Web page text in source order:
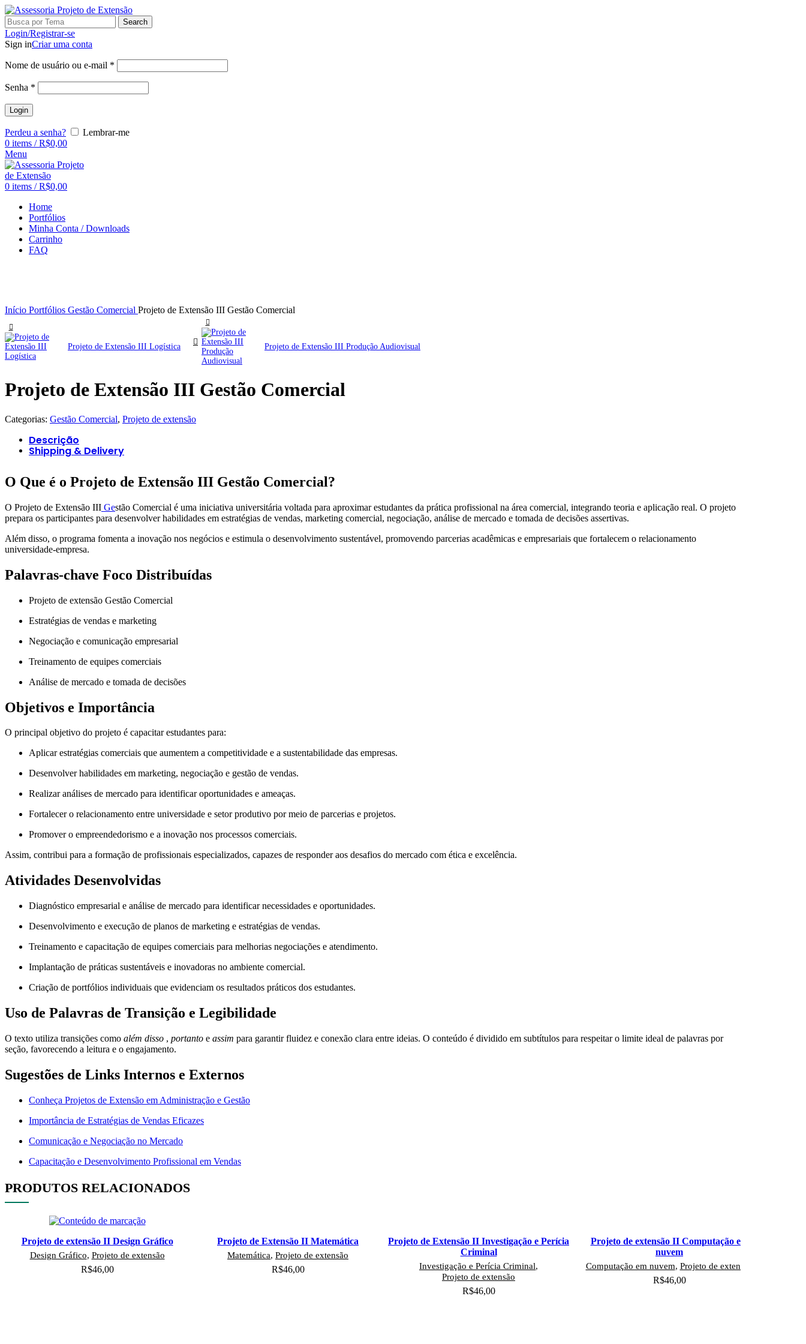
Search
Login/Registrar-se
Sign inCriar uma conta
Nome de usuário ou e-mail *
Senha *
Login
Perdeu a senha?
Lembrar-me
0 items / R$0,00
Menu
0 items / R$0,00
Home
Portfólios
Minha Conta / Downloads
Carrinho
FAQ
Início Portfólios Gestão Comercial Projeto de Extensão III Gestão Comercial
Projeto de Extensão III Logística Projeto de Extensão III Produção Audiovisual
Projeto de Extensão III Gestão Comercial
Categorias: Gestão Comercial, Projeto de extensão
Descrição
Shipping & Delivery
O Que é o Projeto de Extensão III Gestão Comercial?
O Projeto de Extensão III Gestão Comercial é uma iniciativa universitária voltada para aproximar estudantes da prática profissional na área comercial, integrando teoria e aplicação real. O projeto
prepara os participantes para desenvolver habilidades em estratégias de vendas, marketing comercial, negociação, análise de mercado e tomada de decisões assertivas.
Além disso, o programa fomenta a inovação nos negócios e estimula o desenvolvimento sustentável, promovendo parcerias acadêmicas e empresariais que fortalecem o relacionamento
universidade-empresa.
Palavras-chave Foco Distribuídas
Projeto de extensão Gestão Comercial
Estratégias de vendas e marketing
Negociação e comunicação empresarial
Treinamento de equipes comerciais
Análise de mercado e tomada de decisões
Objetivos e Importância
O principal objetivo do projeto é capacitar estudantes para:
Aplicar estratégias comerciais que aumentem a competitividade e a sustentabilidade das empresas.
Desenvolver habilidades em marketing, negociação e gestão de vendas.
Realizar análises de mercado para identificar oportunidades e ameaças.
Fortalecer o relacionamento entre universidade e setor produtivo por meio de parcerias e projetos.
Promover o empreendedorismo e a inovação nos processos comerciais.
Assim, contribui para a formação de profissionais especializados, capazes de responder aos desafios do mercado com ética e excelência.
Atividades Desenvolvidas
Diagnóstico empresarial e análise de mercado para identificar necessidades e oportunidades.
Desenvolvimento e execução de planos de marketing e estratégias de vendas.
Treinamento e capacitação de equipes comerciais para melhorias negociações e atendimento.
Implantação de práticas sustentáveis e inovadoras no ambiente comercial.
Criação de portfólios individuais que evidenciam os resultados práticos dos estudantes.
Uso de Palavras de Transição e Legibilidade
O texto utiliza transições como além disso , portanto e assim para garantir fluidez e conexão clara entre ideias. O conteúdo é dividido em subtítulos para respeitar o limite ideal de palavras por
seção, favorecendo a leitura e o engajamento.
Sugestões de Links Internos e Externos
Conheça Projetos de Extensão em Administração e Gestão
Importância de Estratégias de Vendas Eficazes
Comunicação e Negociação no Mercado
Capacitação e Desenvolvimento Profissional em Vendas
PRODUTOS RELACIONADOS
Projeto de extensão II Design Gráfico
Design Gráfico, Projeto de extensão
R$46,00
Projeto de Extensão II Matemática
Matemática, Projeto de extensão
R$46,00
Projeto de Extensão II Investigação e Perícia
Criminal
Investigação e Perícia Criminal,
Projeto de extensão
R$46,00
Projeto de extensão II Computação em
nuvem
Computação em nuvem, Projeto de extensão
R$46,00